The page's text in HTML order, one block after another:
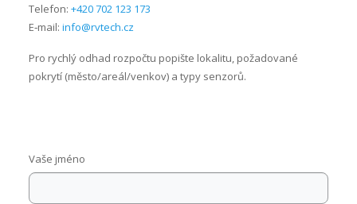
Telefon: +420 702 123 173
E‑mail: info@rvtech.cz
Pro rychlý odhad rozpočtu popište lokalitu, požadované
pokrytí (město/areál/venkov) a typy senzorů.
Vaše jméno